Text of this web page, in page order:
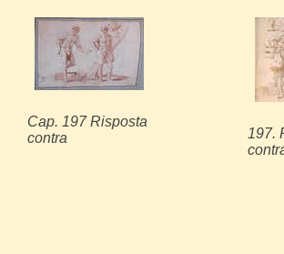
Cap. 197 Risposta
contra
197.